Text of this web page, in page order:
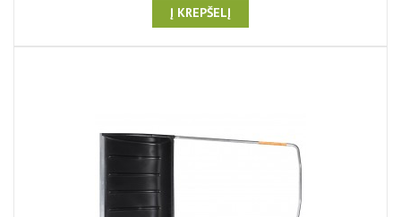
Į KREPŠELĮ